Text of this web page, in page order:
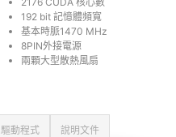
192 bit 記憶體頻寬
基本時脈1470 MHz
8PIN外接電源
兩顆大型散熱風扇
驅動程式 說明文件